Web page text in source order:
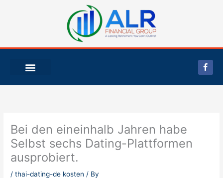
F
a
c
e
Bei den eineinhalb Jahren habe
Selbst sechs Dating-Plattformen
ausprobiert.
/thai-dating-de kosten / By